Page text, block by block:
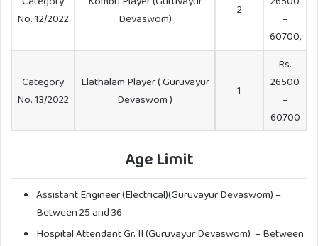
No. 12/2022
Devaswom)
2
–
60700,
Category
No. 13/2022
Elathalam Player ( Guruvayur
Devaswom )
1
Rs.
26500
–
60700
Age Limit
Assistant Engineer (Electrical)(Guruvayur Devaswom) –
Between 25 and 36
Hospital Attendant Gr. II (Guruvayur Devaswom) – Between